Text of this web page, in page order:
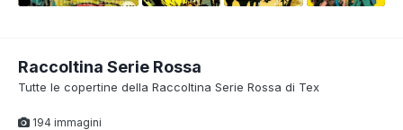
Raccoltina Serie Rossa
Tutte le copertine della Raccoltina Serie Rossa di Tex
194 immagini